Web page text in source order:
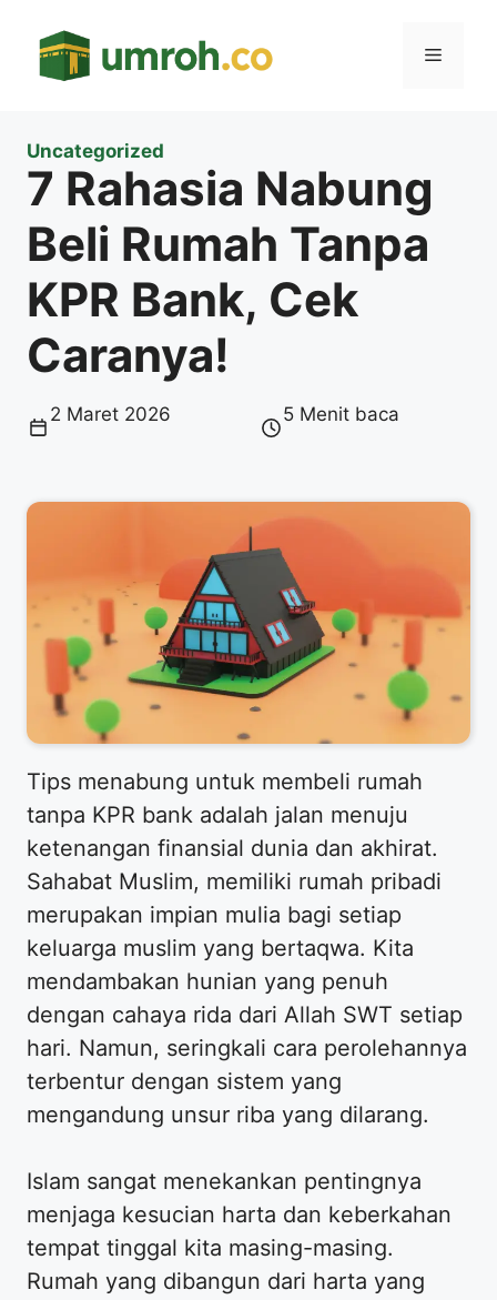
Menu
Uncategorized
7 Rahasia Nabung
Beli Rumah Tanpa
KPR Bank, Cek
Caranya!
2 Maret 2026 5 Menit baca
Tips menabung untuk membeli rumah
tanpa KPR bank adalah jalan menuju
ketenangan finansial dunia dan akhirat.
Sahabat Muslim, memiliki rumah pribadi
merupakan impian mulia bagi setiap
keluarga muslim yang bertaqwa. Kita
mendambakan hunian yang penuh
dengan cahaya rida dari Allah SWT setiap
hari. Namun, seringkali cara perolehannya
terbentur dengan sistem yang
mengandung unsur riba yang dilarang.
Islam sangat menekankan pentingnya
menjaga kesucian harta dan keberkahan
tempat tinggal kita masing-masing.
Rumah yang dibangun dari harta yang